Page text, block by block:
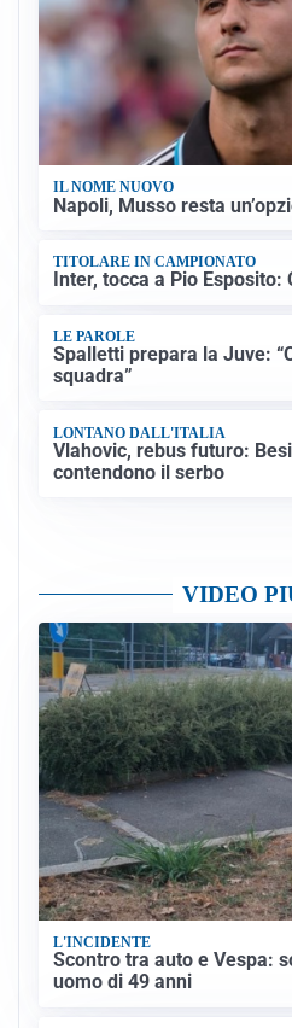
IL NOME NUOVO
Napoli, Musso resta
TITOLARE IN CAMPIONATO
Inter, tocca a Pio
LE PAROLE
Spalletti prepara la Juve:
squadra”
LONTANO DALL'ITALIA
Vlahovic, rebus futuro:
contendono il serbo
VIDEO
L'INCIDENTE
Scontro tra auto e Vespa:
uomo di 49 anni